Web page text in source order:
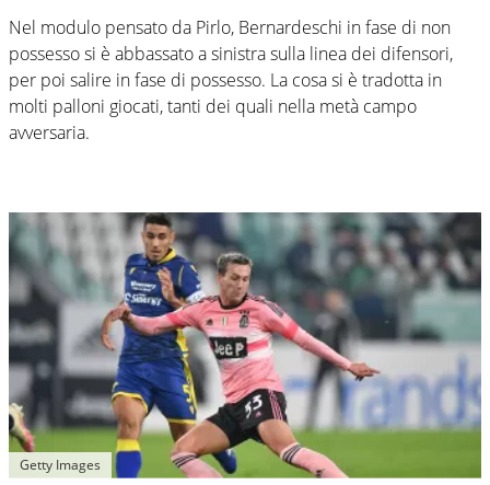
Nel modulo pensato da Pirlo, Bernardeschi in fase di non
possesso si è abbassato a sinistra sulla linea dei difensori,
per poi salire in fase di possesso. La cosa si è tradotta in
molti palloni giocati, tanti dei quali nella metà campo
avversaria.
Getty Images